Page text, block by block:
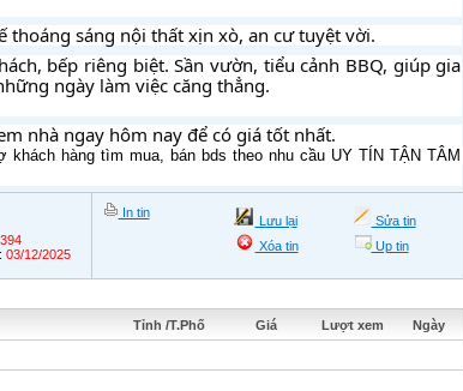
thoáng sáng nội thất xịn xò, an cư tuyệt vời.
bếp riêng biệt. Sần vườn, tiểu cảnh BBQ, giúp gia
ngày làm việc căng thẳng.
nhà ngay hôm nay để có giá tốt nhất.
khách hàng tìm mua, bán bds theo nhu cầu UY TÍN TẬN TÂM
394
: 03/12/2025
In tin
Lưu lại
Sửa tin
Xóa tin
Up tin
Tỉnh /T.Phố Giá Lượt xem Ngày